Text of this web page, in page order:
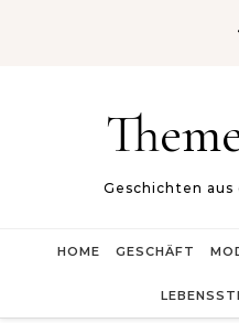
Geschichten aus
HOME GESCHÄFT